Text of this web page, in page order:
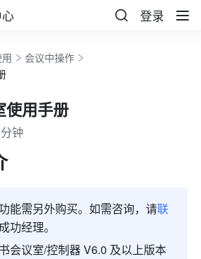
登录
会议中操作
使用手册
钟
能需另外购买。如需咨询，请联
功经理。
会议室/控制器 V6.0 及以上版本